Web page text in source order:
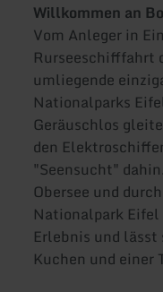
Willkommen an
Vom Anleger in
Rurseeschifffahrt
umliegende
Nationalparks
Geräuschlos
den
"Seensucht"
Obersee und
Nationalpark Eifel
Erlebnis und
Kuchen und einer